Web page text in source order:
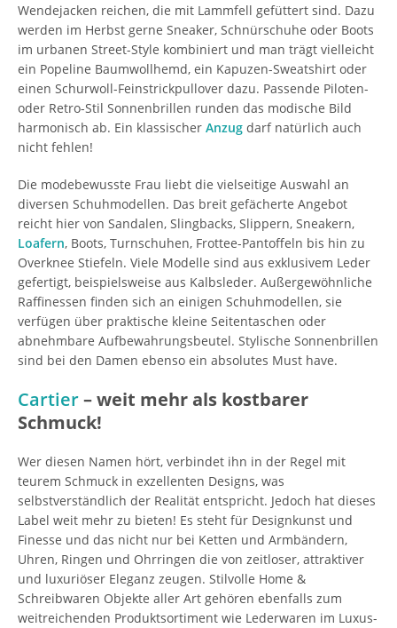
Wendejacken reichen, die mit Lammfell gefüttert sind. Dazu
werden im Herbst gerne Sneaker, Schnürschuhe oder Boots
im urbanen Street-Style kombiniert und man trägt vielleicht
ein Popeline Baumwollhemd, ein Kapuzen-Sweatshirt oder
einen Schurwoll-Feinstrickpullover dazu. Passende Piloten-
oder Retro-Stil Sonnenbrillen runden das modische Bild
harmonisch ab. Ein klassischer Anzug darf natürlich auch
nicht fehlen!
Die modebewusste Frau liebt die vielseitige Auswahl an
diversen Schuhmodellen. Das breit gefächerte Angebot
reicht hier von Sandalen, Slingbacks, Slippern, Sneakern,
Loafern, Boots, Turnschuhen, Frottee-Pantoffeln bis hin zu
Overknee Stiefeln. Viele Modelle sind aus exklusivem Leder
gefertigt, beispielsweise aus Kalbsleder. Außergewöhnliche
Raffinessen finden sich an einigen Schuhmodellen, sie
verfügen über praktische kleine Seitentaschen oder
abnehmbare Aufbewahrungsbeutel. Stylische Sonnenbrillen
sind bei den Damen ebenso ein absolutes Must have.
Cartier– weit mehr als kostbarer
Schmuck!
Wer diesen Namen hört, verbindet ihn in der Regel mit
teurem Schmuck in exzellenten Designs, was
selbstverständlich der Realität entspricht. Jedoch hat dieses
Label weit mehr zu bieten! Es steht für Designkunst und
Finesse und das nicht nur bei Ketten und Armbändern,
Uhren, Ringen und Ohrringen die von zeitloser, attraktiver
und luxuriöser Eleganz zeugen. Stilvolle Home &
Schreibwaren Objekte aller Art gehören ebenfalls zum
weitreichenden Produktsortiment wie Lederwaren im Luxus-